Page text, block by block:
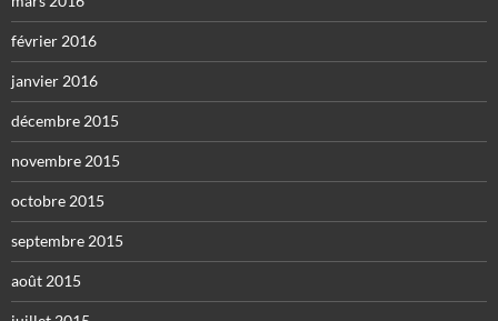
février 2016
janvier 2016
décembre 2015
novembre 2015
octobre 2015
septembre 2015
août 2015